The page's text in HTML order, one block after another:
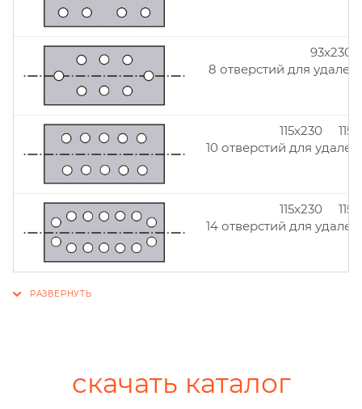
93x230
8 отверстий для
115x230
10 отверстий для
115x230
14 отверстий для
скачать каталог